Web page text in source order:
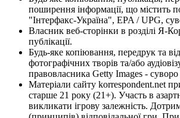
поширення інформації, що містить
"Інтерфакс-Україна", EPA / UPG,
Власник веб-сторінки в розділі Я-
публікації.
Будь-яке копіювання, передрук та
фотографічних творів та/або
правовласника Getty Images - суворо
Матеріали сайту korrespondent.net
старше 21 року (21+). Участь в
викликати ігрову залежність.